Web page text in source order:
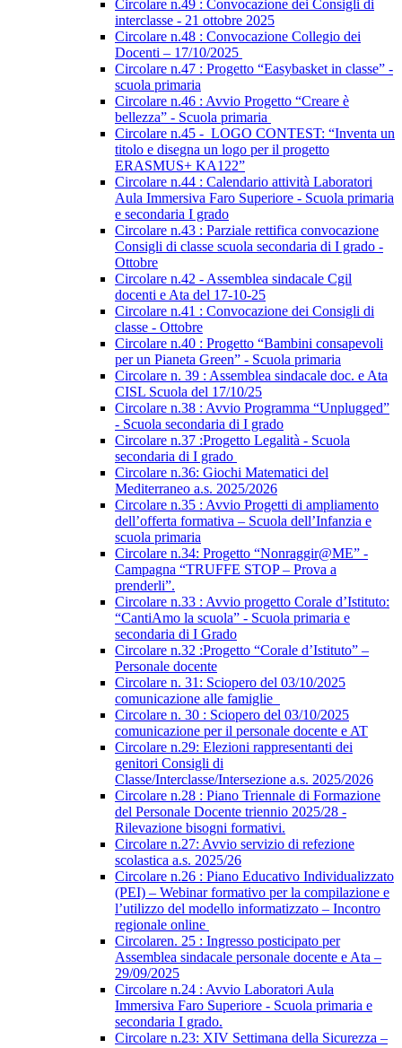
Circolare n.49 : Convocazione dei Consigli di
interclasse - 21 ottobre 2025
Circolare n.48 : Convocazione Collegio dei
Docenti – 17/10/2025
Circolare n.47 : Progetto “Easybasket in classe” -
scuola primaria
Circolare n.46 : Avvio Progetto “Creare è
bellezza” - Scuola primaria
Circolare n.45 - LOGO CONTEST: “Inventa un
titolo e disegna un logo per il progetto
ERASMUS+ KA122”
Circolare n.44 : Calendario attività Laboratori
Aula Immersiva Faro Superiore - Scuola primaria
e secondaria I grado
Circolare n.43 : Parziale rettifica convocazione
Consigli di classe scuola secondaria di I grado -
Ottobre
Circolare n.42 - Assemblea sindacale Cgil
docenti e Ata del 17-10-25
Circolare n.41 : Convocazione dei Consigli di
classe - Ottobre
Circolare n.40 : Progetto “Bambini consapevoli
per un Pianeta Green” - Scuola primaria
Circolare n. 39 : Assemblea sindacale doc. e Ata
CISL Scuola del 17/10/25
Circolare n.38 : Avvio Programma “Unplugged”
- Scuola secondaria di I grado
Circolare n.37 :Progetto Legalità - Scuola
secondaria di I grado
Circolare n.36: Giochi Matematici del
Mediterraneo a.s. 2025/2026
Circolare n.35 : Avvio Progetti di ampliamento
dell’offerta formativa – Scuola dell’Infanzia e
scuola primaria
Circolare n.34: Progetto “Nonraggir@ME” -
Campagna “TRUFFE STOP – Prova a
prenderli”.
Circolare n.33 : Avvio progetto Corale d’Istituto:
“CantiAmo la scuola” - Scuola primaria e
secondaria di I Grado
Circolare n.32 :Progetto “Corale d’Istituto” –
Personale docente
Circolare n. 31: Sciopero del 03/10/2025
comunicazione alle famiglie
Circolare n. 30 : Sciopero del 03/10/2025
comunicazione per il personale docente e AT
Circolare n.29: Elezioni rappresentanti dei
genitori Consigli di
Classe/Interclasse/Intersezione a.s. 2025/2026
Circolare n.28 : Piano Triennale di Formazione
del Personale Docente triennio 2025/28 -
Rilevazione bisogni formativi.
Circolare n.27: Avvio servizio di refezione
scolastica a.s. 2025/26
Circolare n.26 : Piano Educativo Individualizzato
(PEI) – Webinar formativo per la compilazione e
l’utilizzo del modello informatizzato – Incontro
regionale online
Circolaren. 25 : Ingresso posticipato per
Assemblea sindacale personale docente e Ata –
29/09/2025
Circolare n.24 : Avvio Laboratori Aula
Immersiva Faro Superiore - Scuola primaria e
secondaria I grado.
Circolare n.23: XIV Settimana della Sicurezza –